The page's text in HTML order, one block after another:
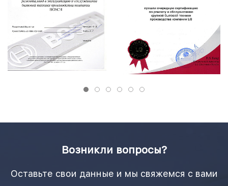
Возникли вопросы?
Оставьте свои данные и мы свяжемся с вами